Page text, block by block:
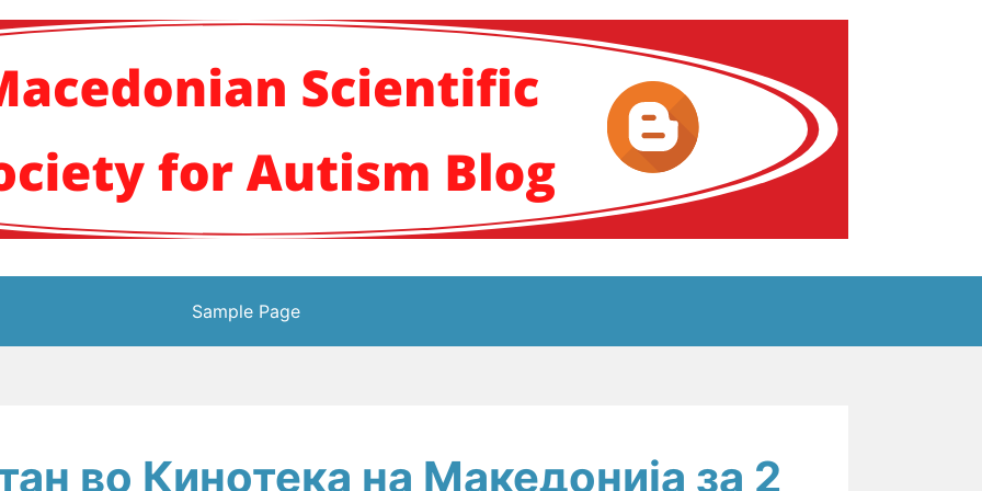
научно здружение за аутизам
Sample Page
во Кинотека на Македонија за 2